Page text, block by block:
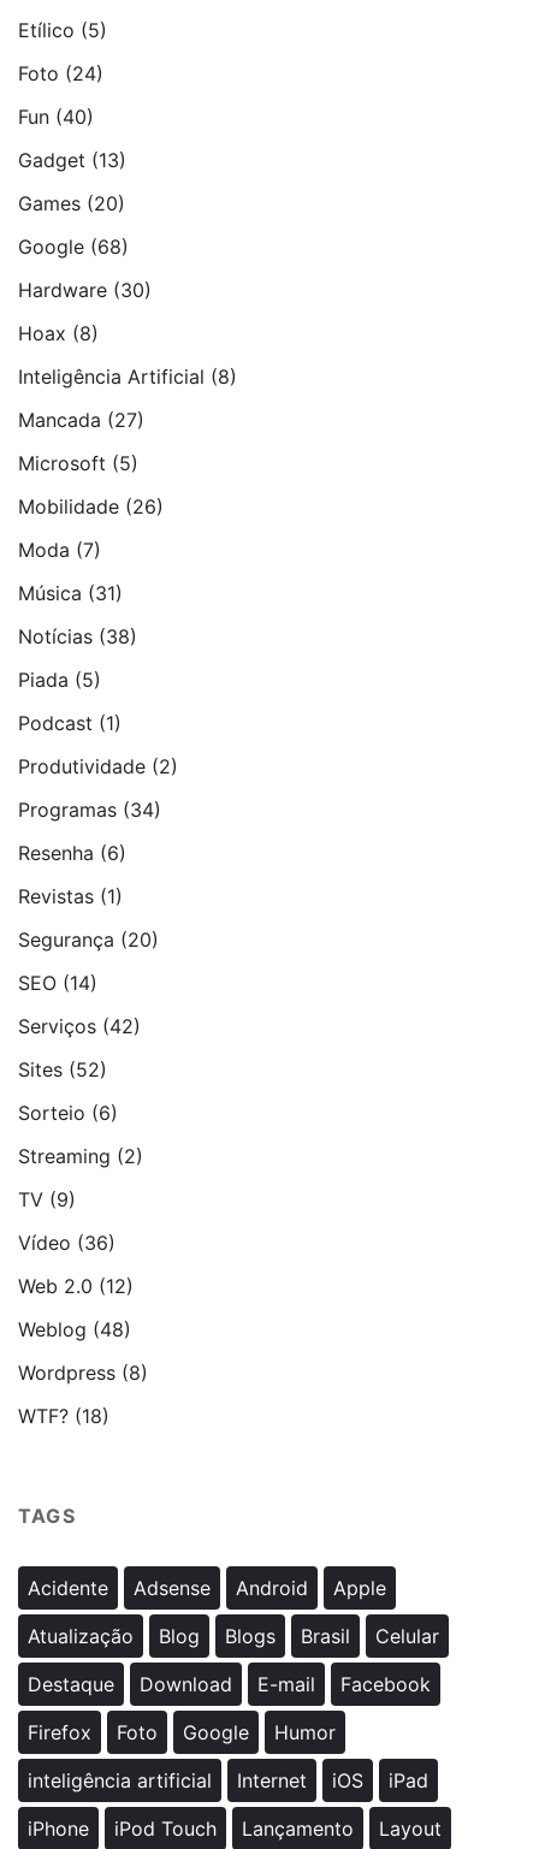
Etí­lico (5)
Foto (24)
Fun (40)
Gadget (13)
Games (20)
Google (68)
Hardware (30)
Hoax (8)
Inteligência Artificial (8)
Mancada (27)
Microsoft (5)
Mobilidade (26)
Moda (7)
Música (31)
Notí­cias (38)
Piada (5)
Podcast (1)
Produtividade (2)
Programas (34)
Resenha (6)
Revistas (1)
Segurança (20)
SEO (14)
Serviços (42)
Sites (52)
Sorteio (6)
Streaming (2)
TV (9)
Vídeo (36)
Web 2.0 (12)
Weblog (48)
Wordpress (8)
WTF? (18)
TAGS
Acidente Adsense Android
Apple
Atualização
Blog Blogs Brasil
Celular
Destaque
Download E-mail
Facebook
Firefox
Foto Google
Humor
inteligência artificial
Internet iOS
iPad
iPhone
iPod Touch Lançamento
Layout